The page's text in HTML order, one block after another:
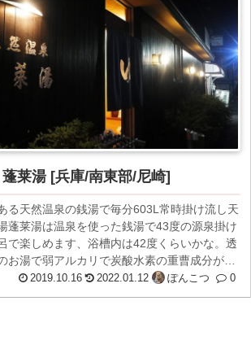
莱湯 [兵庫/南東部/尼崎]
る天然温泉の銭湯で毎分603L常時掛け流し天
蓬莱湯は温泉を使った銭湯で43度の源泉掛け
で楽しめます、浴槽内は42度くらいかな。透
お湯で弱アルカリで炭酸水素の重曹成分があ
人の湯です。...
2019.10.16 2022.01.12 ぽんこつ 0